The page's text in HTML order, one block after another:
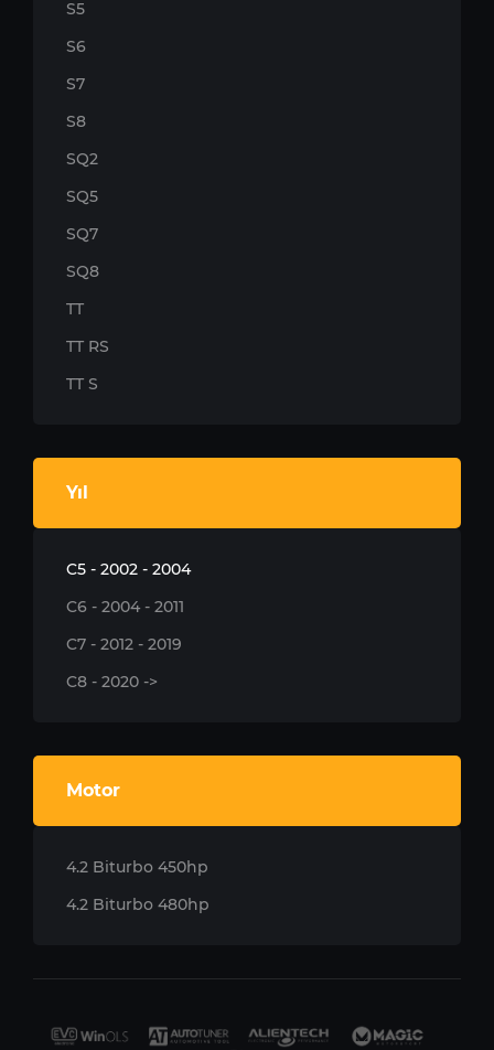
S5
S6
S7
S8
SQ2
SQ5
SQ7
SQ8
TT
TT RS
TT S
Yıl
C5 - 2002 - 2004
C6 - 2004 - 2011
C7 - 2012 - 2019
C8 - 2020 ->
Motor
4.2 Biturbo 450hp
4.2 Biturbo 480hp